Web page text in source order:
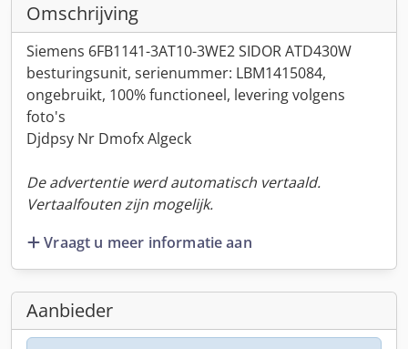
Omschrijving
Siemens 6FB1141-3AT10-3WE2 SIDOR ATD430W
besturingsunit, serienummer: LBM1415084,
ongebruikt, 100% functioneel, levering volgens
foto's
Djdpsy Nr Dmofx Algeck
De advertentie werd automatisch vertaald.
Vertaalfouten zijn mogelijk.
Vraagt u meer informatie aan
Aanbieder